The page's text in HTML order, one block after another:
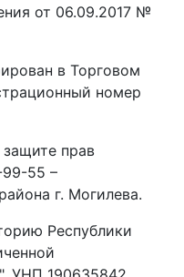
от 06.09.2017 №
в Торговом
номер
прав
99-55 –
г. Могилева.
Республики